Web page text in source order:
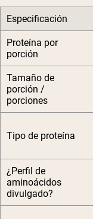
Especificación
Proteína por
porción
Tamaño de
porción /
porciones
Tipo de proteína
¿Perfil de
aminoácidos
divulgado?